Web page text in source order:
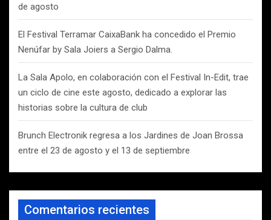
de agosto
El Festival Terramar CaixaBank ha concedido el Premio
Nenúfar by Sala Joiers a Sergio Dalma.
La Sala Apolo, en colaboración con el Festival In-Edit, trae
un ciclo de cine este agosto, dedicado a explorar las
historias sobre la cultura de club
Brunch Electronik regresa a los Jardines de Joan Brossa
entre el 23 de agosto y el 13 de septiembre
Comentarios recientes